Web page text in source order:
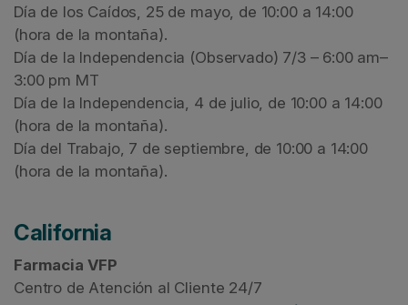
Día de los Caídos, 25 de mayo, de 10:00 a 14:00
(hora de la montaña).
Día de la Independencia (Observado) 7/3 – 6:00 am–
3:00 pm MT
Día de la Independencia, 4 de julio, de 10:00 a 14:00
(hora de la montaña).
Día del Trabajo, 7 de septiembre, de 10:00 a 14:00
(hora de la montaña).
California
Farmacia VFP
Centro de Atención al Cliente 24/7